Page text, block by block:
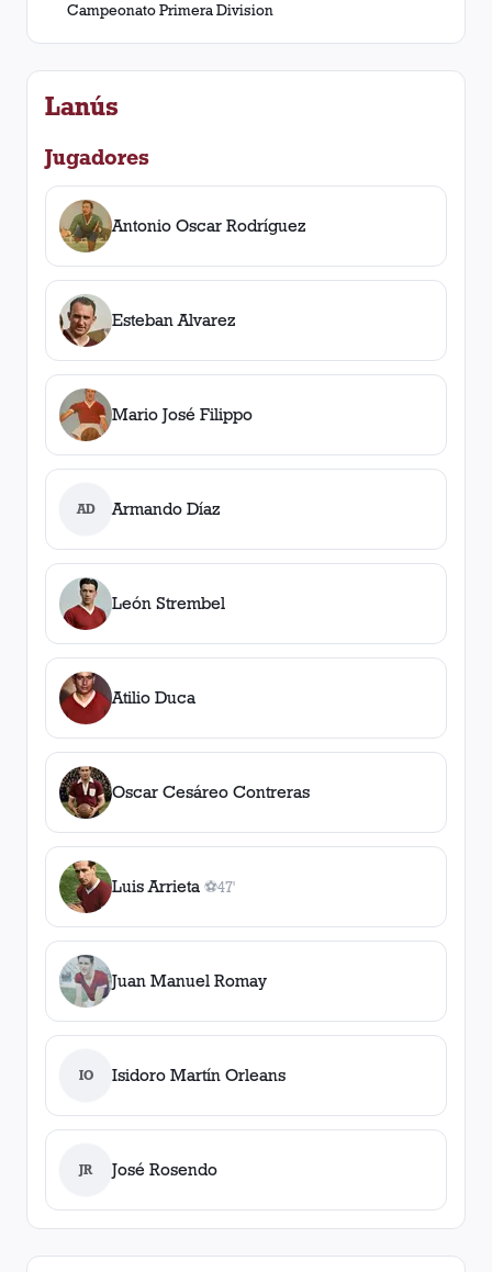
Campeonato Primera Division
Lanús
Jugadores
Antonio Oscar Rodríguez
Esteban Alvarez
Mario José Filippo
AD Armando Díaz
León Strembel
Atilio Duca
Oscar Cesáreo Contreras
Luis Arrieta ⚽
1gol
47'
Juan Manuel Romay
IO Isidoro Martín Orleans
JR José Rosendo